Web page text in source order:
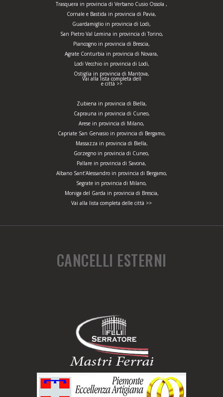
Trasquera in provincia di Verbano Cusio Ossola ,
Cornale e Bastida in provincia di Pavia,
Guardamiglio in provincia di Lodi,
San Pietro Val Lemina in provincia di Torino,
Piancogno in provincia di Brescia,
Agrate Conturbia in provincia di Novara,
Lodi Vecchio in provincia di Lodi,
Ostiglia in provincia di Mantova,
Vai alla lista completa dell
e città >>
Zubiena in provincia di Biella,
Caprauna in provincia di Cuneo,
Arese in provincia di Milano,
Capriate San Gervasio in provincia di Bergamo,
Massazza in provincia di Biella,
Gorzegno in provincia di Cuneo,
Pallare in provincia di Savona,
Albano Sant’Alessandro in provincia di Bergamo,
Segrate in provincia di Milano,
Moniga del Garda in provincia di Brescia,
Vai alla lista completa delle città >>
CANCELLI ESTERNI